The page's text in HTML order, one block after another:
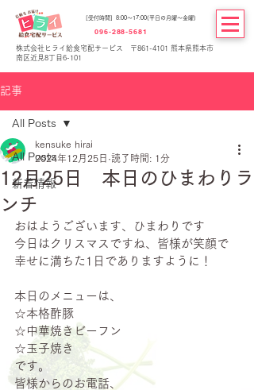
[受付時間] 8:00～17:00(平日の月曜～金曜)
096-288-5681
株式会社ヒライ給食宅配サービス 〒861-4101 熊本県熊本市
南区近見8丁目6-101
記事
All Posts
新着情報
All Posts
12月25日 本日のひまわりラ
ンチ
kensuke hirai
2024年12月25日 読了時間: 1分
おはようございます、ひまわりです
今日はクリスマスですね、皆様が笑顔で
幸せに満ちた1日でありますように！
本日のメニューは、
☆本格酢豚
☆中華焼きビーフン
☆玉子焼き
です。
皆様からのお電話、